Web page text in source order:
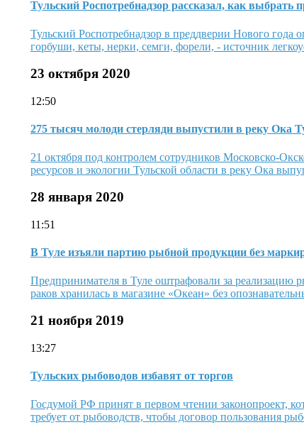
Тульский Роспотребнадзор рассказал, как выбрать
Тульский Роспотребнадзор в преддверии Нового года
горбуши, кеты, нерки, семги, форели, - источник
23 октября 2020
12:50
275 тысяч молоди стерляди выпустили в реку Ока
21 октября под контролем сотрудников Московско-
ресурсов и экологии Тульской области в реку Ока
28 января 2020
11:51
В Туле изъяли партию рыбной продукции без
Предпринимателя в Туле оштрафовали за
раков хранилась в магазине «Океан» без
21 ноября 2019
13:27
Тульских рыбоводов избавят от торгов
Госдумой РФ принят в первом чтении законопроект,
требует от рыбоводств, чтобы договор пользования